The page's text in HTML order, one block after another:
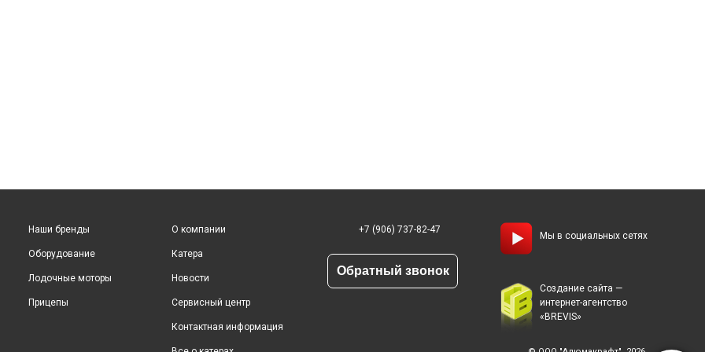
Наши бренды
Оборудование
Лодочные моторы
Прицепы
О компании
Катера
Новости
Сервисный центр
Контактная информация
+7 (906) 737-82-47
Обратный звонок
Мы в социальных сетях
Создание сайта —
интернет-агентство
«BREVIS»